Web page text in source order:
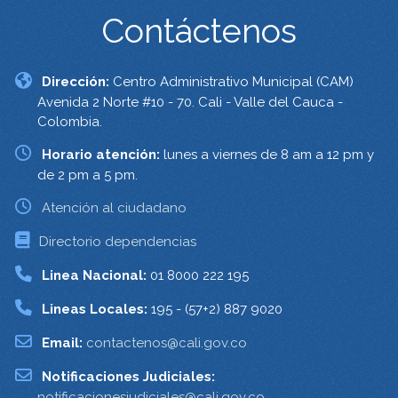
Contáctenos
Dirección: Centro Administrativo Municipal (CAM)
Avenida 2 Norte #10 - 70. Cali - Valle del Cauca -
Colombia.
Horario atención: lunes a viernes de 8 am a 12 pm y
de 2 pm a 5 pm.
Atención al ciudadano
Directorio dependencias
Linea Nacional: 01 8000 222 195
Lineas Locales: 195 - (57+2) 887 9020
Email: contactenos@cali.gov.co
Notificaciones Judiciales: